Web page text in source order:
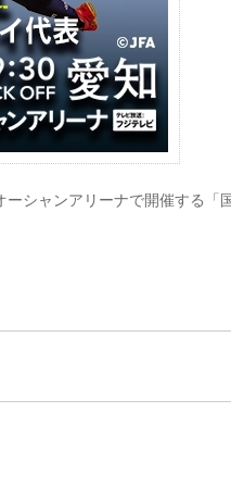
シャンアリーナで開催する「